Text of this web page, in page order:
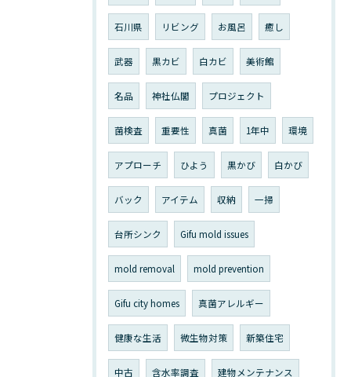
石川県 リビング お風呂 癒し
武器 黒カビ 白カビ 美術館
名品 神社仏閣 プロジェクト
菌検査 重要性 真菌 1年中 環境
アプローチ ひよう 黒かび 白かび
バック アイテム 収納 一掃
台所シンク Gifu mold issues
mold removal mold prevention
Gifu city homes 真菌アレルギー
健康な生活 微生物対策 新築住宅
中古 含水率調査 建物メンテナンス